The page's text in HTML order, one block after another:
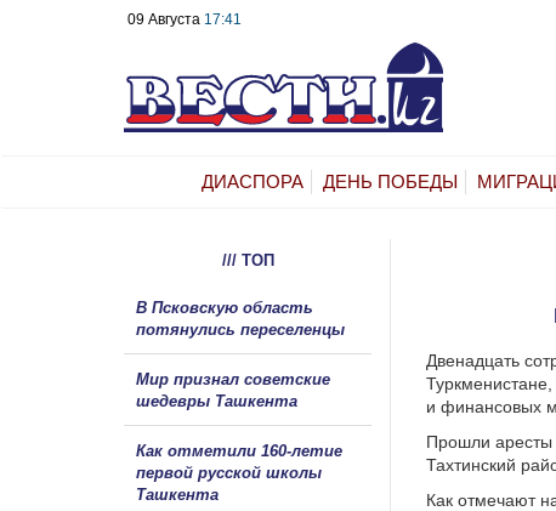
09 Августа 17:41
ДИАСПОРА ДЕНЬ ПОБЕДЫ
Двенадцать
и финансовых
Прошли аресты
Тахтинский
Как отмечают
/// ТОП
В Псковскую область
потянулись переселенцы
Мир признал советские
шедевры Ташкента
Как отметили 160-летие
первой русской школы
Ташкента